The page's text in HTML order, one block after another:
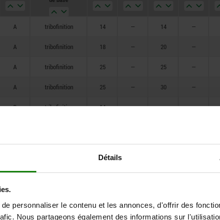
Détails
personnaliser le contenu et les annonces, d'offrir des
Nous partageons également des informations sur
A tribofinition 14 — 14 —
A tribofinition 18 — 20 —
A tribofinition 25 — 25 —
A tribofinition 25 — 30 —
B tribofinition 14 — — —
B poli 18 — — —